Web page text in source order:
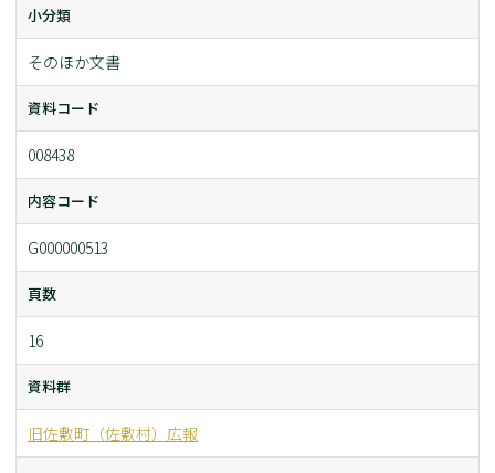
小分類
そのほか文書
資料コード
008438
内容コード
G000000513
頁数
16
資料群
旧佐敷町（佐敷村）広報